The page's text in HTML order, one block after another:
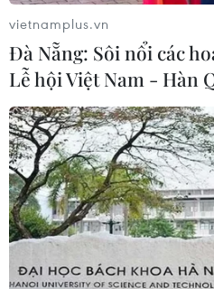
vietnamplus.vn
Đà Nẵng: Sôi nổi các
Lễ hội Việt Nam - Hàn